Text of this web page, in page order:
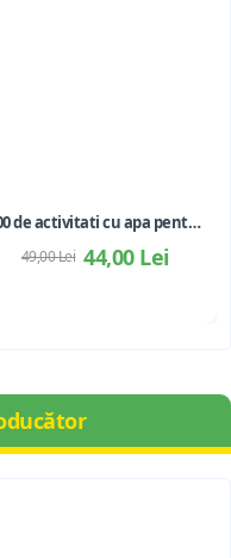
100 de activitati cu apa pentru dezvoltarea si relaxarea bebelusilor - Perrine Alliod
44,00 Lei
49,00 Lei